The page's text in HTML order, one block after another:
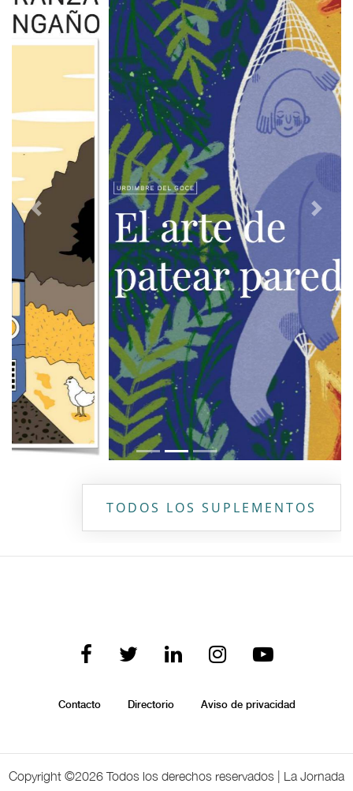
Previous Next
TODOS LOS SUPLEMENTOS
Contacto Directorio Aviso de privacidad
Copyright ©2026 Todos los derechos reservados | La Jornada